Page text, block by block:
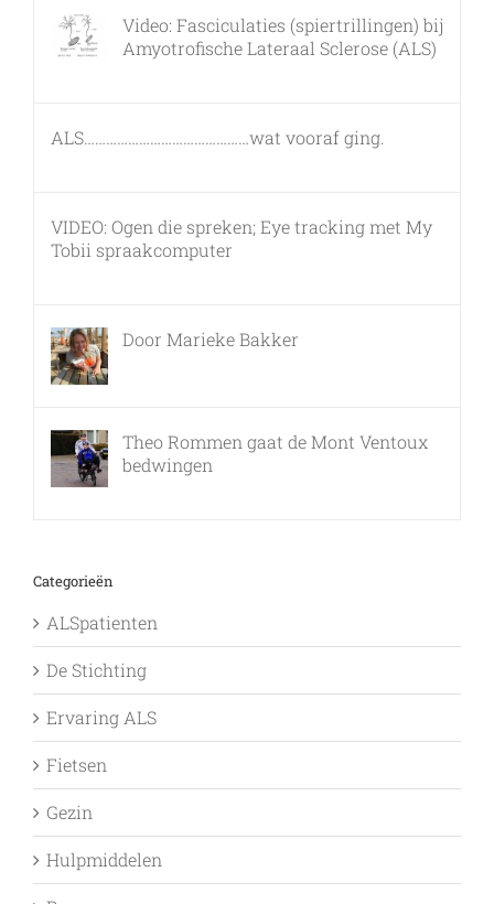
Video: Fasciculaties (spiertrillingen) bij
Amyotrofische Lateraal Sclerose (ALS)
ALS………………………………………wat vooraf ging.
VIDEO: Ogen die spreken; Eye tracking met My
Tobii spraakcomputer
Door Marieke Bakker
Theo Rommen gaat de Mont Ventoux
bedwingen
Categorieën
ALSpatienten
De Stichting
Ervaring ALS
Fietsen
Gezin
Hulpmiddelen